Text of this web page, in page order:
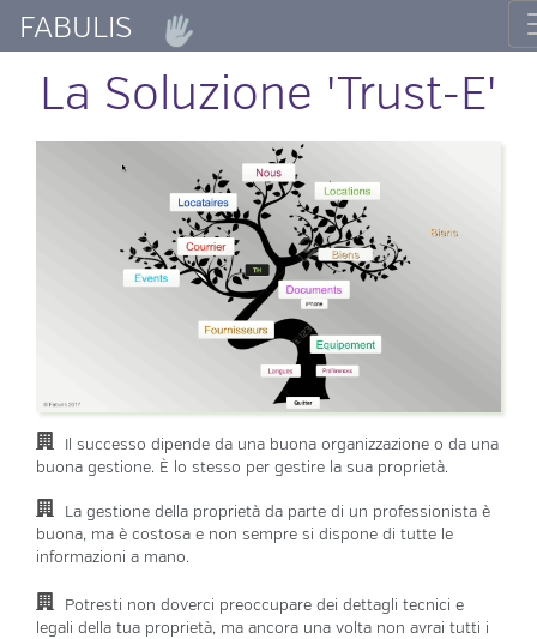
FABULIS
La Soluzione 'Trust-E'
Il successo dipende da una buona organizzazione o da una
buona gestione. È lo stesso per gestire la sua proprietà.
La gestione della proprietà da parte di un professionista è
buona, ma è costosa e non sempre si dispone di tutte le
informazioni a mano.
Potresti non doverci preoccupare dei dettagli tecnici e
legali della tua proprietà, ma ancora una volta non avrai tutti i